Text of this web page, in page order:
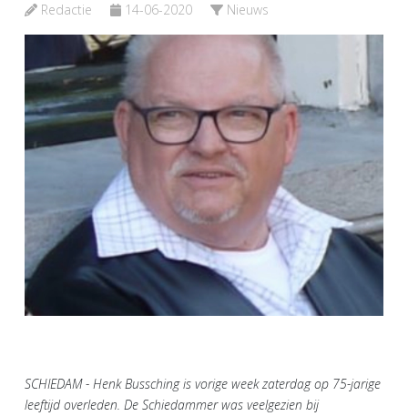
Redactie 14-06-2020 Nieuws
SCHIEDAM - Henk Bussching is vorige week zaterdag op 75-jarige
leeftijd overleden. De Schiedammer was veelgezien bij